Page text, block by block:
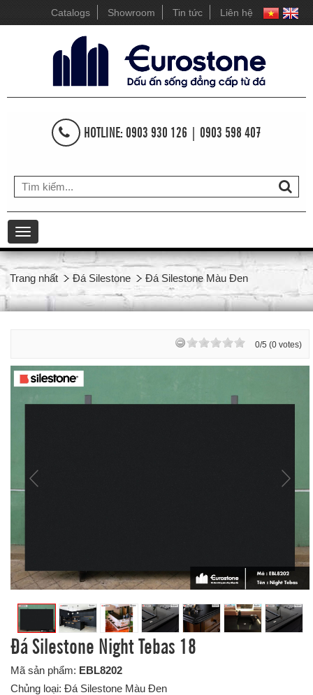
Catalogs Showroom Tin tức Liên hệ
HOTLINE: 0903 930 126 | 0903 598 407
Toggle
navigation
Trang nhất Đá Silestone Đá Silestone Màu Đen
0/5 (0 votes)
Đá Silestone Night Tebas 18
Mã sản phẩm: EBL8202
Chủng loại: Đá Silestone Màu Đen